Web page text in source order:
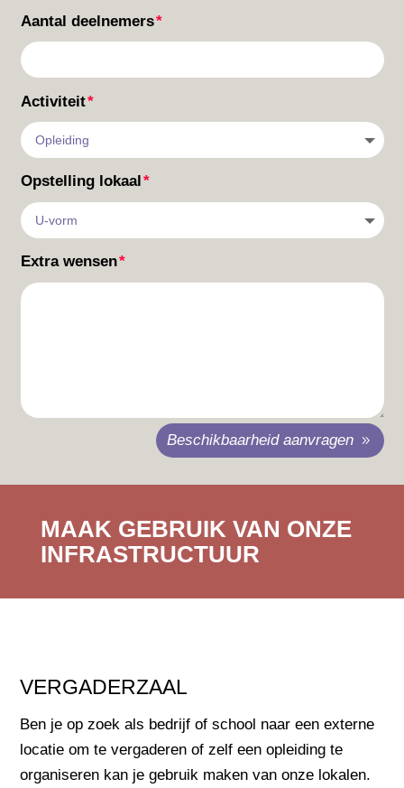
Aantal deelnemers
Activiteit
Opstelling lokaal
Extra wensen
Beschikbaarheid aanvragen
MAAK GEBRUIK VAN ONZE
INFRASTRUCTUUR
VERGADERZAAL
Ben je op zoek als bedrijf of school naar een externe
locatie om te vergaderen of zelf een opleiding te
organiseren kan je gebruik maken van onze lokalen.